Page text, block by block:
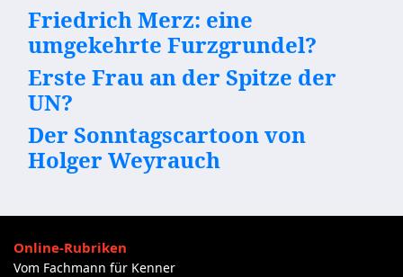
Friedrich Merz: eine
umgekehrte Furzgrundel?
Erste Frau an der Spitze der
UN?
Der Sonntagscartoon von
Holger Weyrauch
Online-Rubriken
Vom Fachmann für Kenner